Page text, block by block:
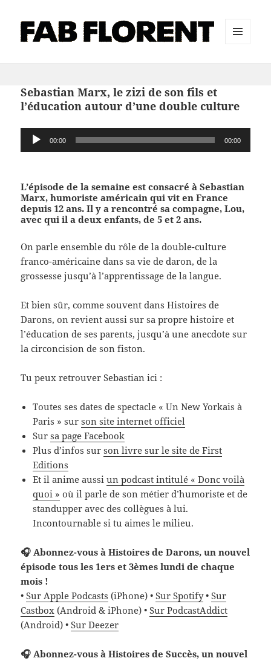
Sebastian Marx, le zizi de son fils et
l’éducation autour d’une double culture
Lecteur
audio
00:00 00:00
L’épisode de la semaine est consacré à Sebastian
Marx, humoriste américain qui vit en France
depuis 12 ans. Il y a rencontré sa compagne, Lou,
avec qui il a deux enfants, de 5 et 2 ans.
On parle ensemble du rôle de la double-culture
franco-américaine dans sa vie de daron, de la
grossesse jusqu’à l’apprentissage de la langue.
Et bien sûr, comme souvent dans Histoires de
Darons, on revient aussi sur sa propre histoire et
l’éducation de ses parents, jusqu’à une anecdote sur
la circoncision de son fiston.
Tu peux retrouver Sebastian ici :
Toutes ses dates de spectacle « Un New Yorkais à
Paris » surson site internet officiel
Sursa page Facebook
Plus d’infos surson livre sur le site de First
Editions
Et il anime aussiun podcast intitulé « Donc voilà
quoi » où il parle de son métier d’humoriste et de
standupper avec des collègues à lui.
Incontournable si tu aimes le milieu.
🎧 Abonnez-vous à Histoires de Darons, un nouvel
épisode tous les 1ers et 3èmes lundi de chaque
mois !
•Sur Apple Podcasts (iPhone) •Sur Spotify•Sur
Castbox (Android & iPhone) •Sur PodcastAddict
(Android) •Sur Deezer
🎧 Abonnez-vous à Histoires de Succès, un nouvel